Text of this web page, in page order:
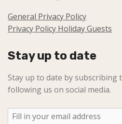
General Privacy Policy
Privacy Policy Holiday Guests
Stay up to date
Stay up to date by
following us on social media.